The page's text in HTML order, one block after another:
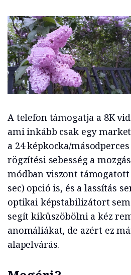
A telefon támogatja a 8K
ami inkább csak egy
a 24 képkocka/
rögzítési sebesség a
módban viszont támogatott
sec) opció is, és a lassítás
optikai képstabilizátort
segít kiküszöbölni a kéz
anomáliákat, de azért ez
alapelvárás.